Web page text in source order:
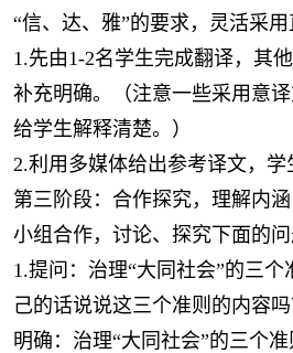
“信、达、雅”的要求，灵活采用
1.先由1-2名学生完成翻译，其
补充明确。（注意一些采用意
给学生解释清楚。）
2.利用多媒体给出参考译文，学
第三阶段：合作探究，理解内涵
小组合作，讨论、探究下面的问
1.提问：治理“大同社会”的三个
己的话说说这三个准则的内容吗
明确：治理“大同社会”的三个